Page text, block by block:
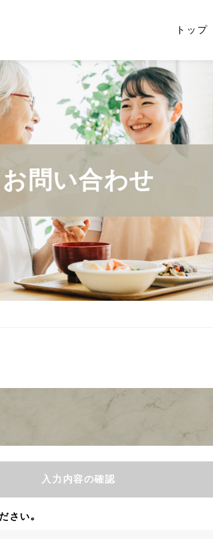
トップ
お問い合わせ
入力内容の確認
さい｡